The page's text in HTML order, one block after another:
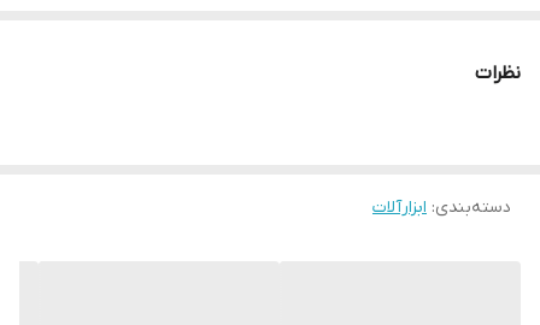
مجهز به دستگیره بدون لغزش
توان ۵۸۰ وات
نظرات
دسته‌بندی: ابزارآلات